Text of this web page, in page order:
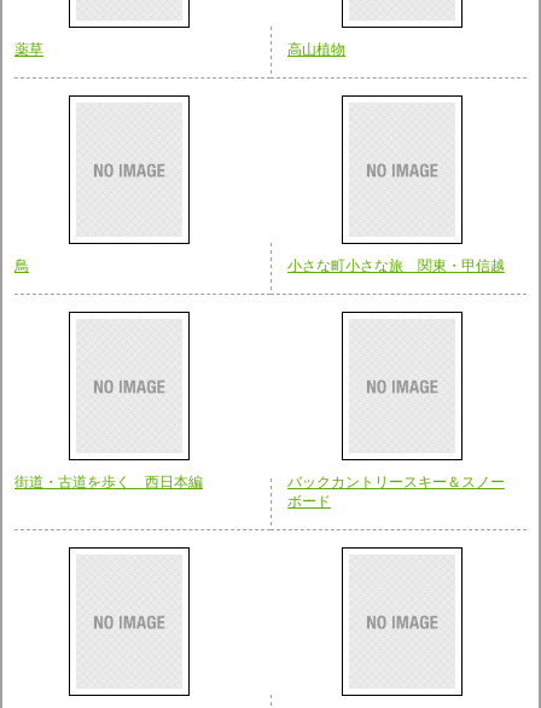
薬草 高山植物
鳥 小さな町小さな旅 関東・甲信越
街道・古道を歩く 西日本編
バックカントリースキー＆スノー
ボード